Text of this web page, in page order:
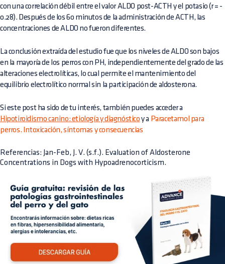
con una correlación débil entre el valor ALDO post-ACTH y el potasio (r = -
0.28). Después de los 60 minutos de la administración de ACTH, las
concentraciones de ALDO no fueron diferentes.
La conclusión extraída del estudio fue que los niveles de ALDO son bajos
en la mayoría de los perros con PH, independientemente del grado de las
alteraciones electrolíticas, lo cual permite el mantenimiento del
equilibrio electrolítico normal sin la participación de aldosterona.
Si este post ha sido de tu interés, también puedes acceder a
Hipotiroidismo canino: etiología y diagnóstico y a Paracetamol para
perros. Intoxicación, síntomas y consecuencias
Referencias: Jan-Feb, J. V. (s.f.). Evaluation of Aldosterone
Concentrations in Dogs with Hypoadrenocorticism.